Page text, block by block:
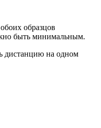
образцов
быть минимальным.
дистанцию на одном